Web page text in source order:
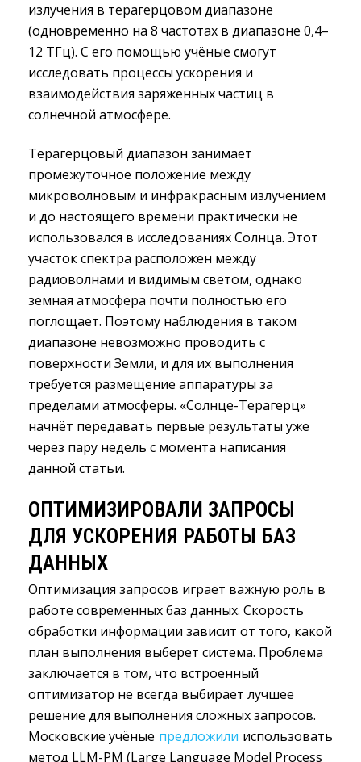
излучения в терагерцовом диапазоне
(одновременно на 8 частотах в диапазоне 0,4–
12 ТГц). С его помощью учёные смогут
исследовать процессы ускорения и
взаимодействия заряженных частиц в
солнечной атмосфере.
Терагерцовый диапазон занимает
промежуточное положение между
микроволновым и инфракрасным излучением
и до настоящего времени практически не
использовался в исследованиях Солнца. Этот
участок спектра расположен между
радиоволнами и видимым светом, однако
земная атмосфера почти полностью его
поглощает. Поэтому наблюдения в таком
диапазоне невозможно проводить с
поверхности Земли, и для их выполнения
требуется размещение аппаратуры за
пределами атмосферы. «Солнце-Терагерц»
начнёт передавать первые результаты уже
через пару недель с момента написания
данной статьи.
ОПТИМИЗИРОВАЛИ ЗАПРОСЫ
ДЛЯ УСКОРЕНИЯ РАБОТЫ БАЗ
ДАННЫХ
Оптимизация запросов играет важную роль в
работе современных баз данных. Скорость
обработки информации зависит от того, какой
план выполнения выберет система. Проблема
заключается в том, что встроенный
оптимизатор не всегда выбирает лучшее
решение для выполнения сложных запросов.
Московские учёные предложили использовать
метод LLM-PM (Large Language Model Process